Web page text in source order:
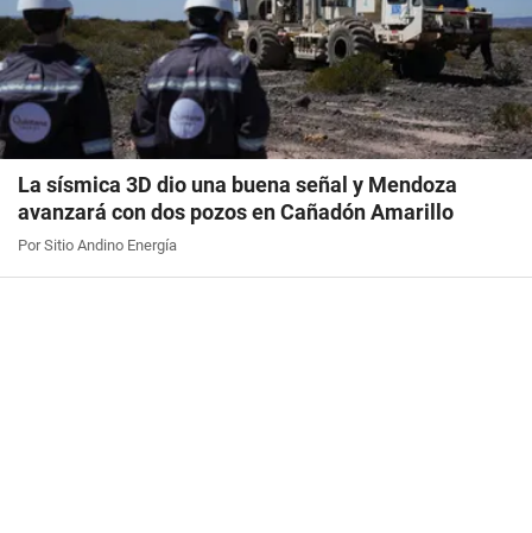
La sísmica 3D dio una buena señal y Mendoza
avanzará con dos pozos en Cañadón Amarillo
Por Sitio Andino Energía